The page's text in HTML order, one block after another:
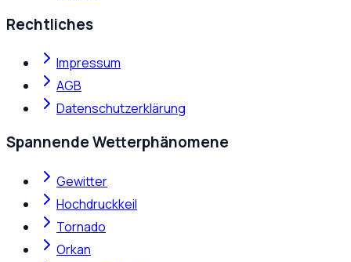
Rechtliches
Impressum
AGB
Datenschutzerklärung
Spannende Wetterphänomene
Gewitter
Hochdruckkeil
Tornado
Orkan